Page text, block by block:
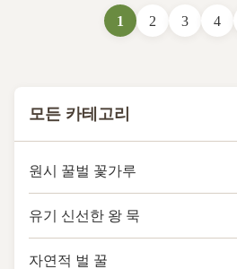
European style, stainless steel,
round, cowhide bellow box
1 2 3 4
모든 카테고리
원시 꿀벌 꽃가루
유기 신선한 왕 묵
자연적 벌 꿀